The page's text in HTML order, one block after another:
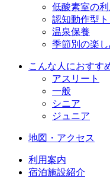
低酸素室の利
認知動作型
温泉保養
季節別の楽
こんな人におすす
アスリート
一般
シニア
ジュニア
地図・アクセス
利用案内
宿泊施設紹介